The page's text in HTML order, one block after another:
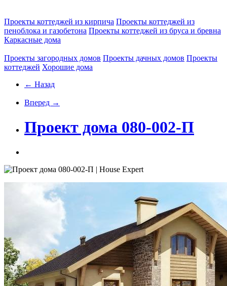
Проекты коттеджей из кирпича Проекты коттеджей из
пеноблока и газобетона Проекты коттеджей из бруса и бревна
Каркасные дома
Проекты загородных домов Проекты дачных домов Проекты
коттеджей Хорошие дома
← Назад
Вперед →
Проект дома 080-002-П